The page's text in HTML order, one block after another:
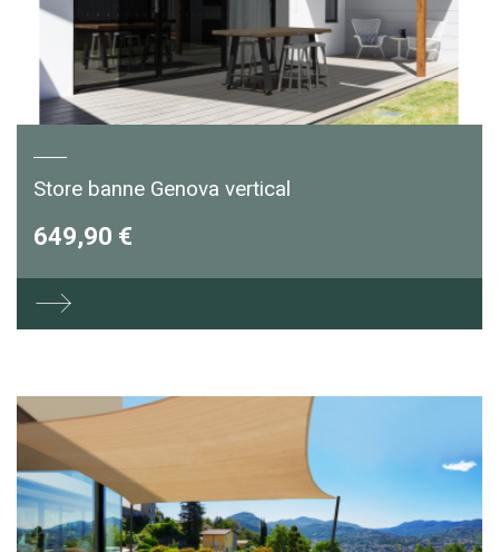
Store banne Genova vertical
649,90 €